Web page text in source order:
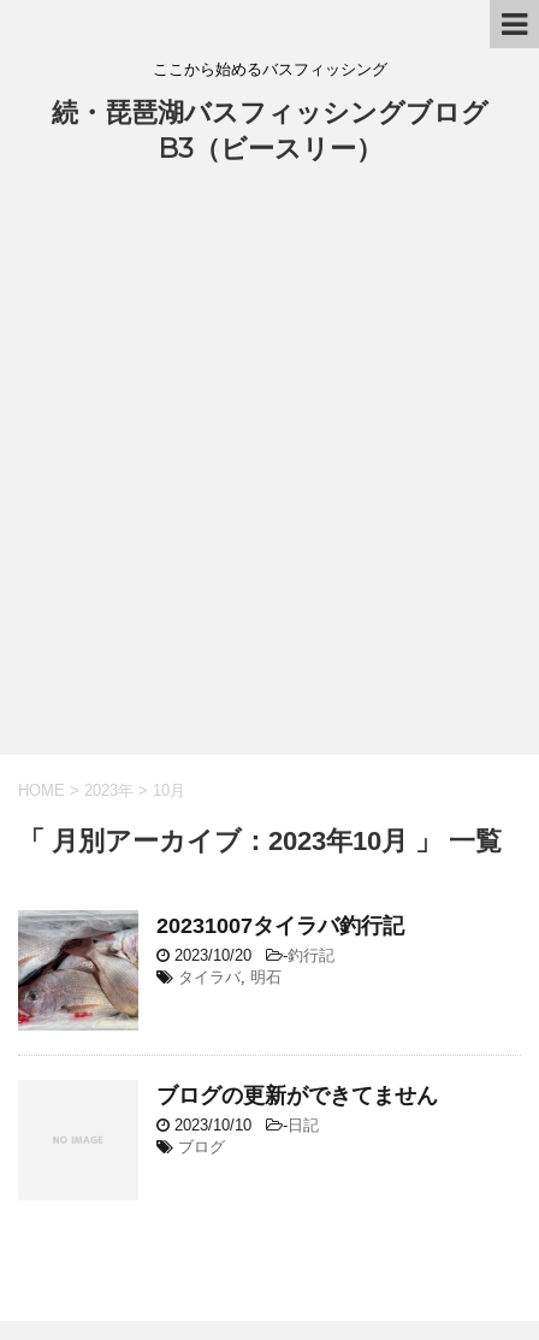
ここから始めるバスフィッシング
続・琵琶湖バスフィッシングブログ
B3（ビースリー）
HOME > 2023年 > 10月
「 月別アーカイブ：2023年10月 」 一覧
20231007タイラバ釣行記
2023/10/20 -釣行記
タイラバ 明石
ブログの更新ができてません
2023/10/10 -日記
ブログ